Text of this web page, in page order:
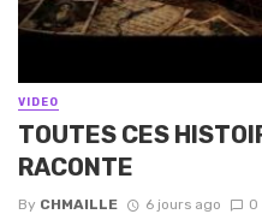
VIDEO
TOUTES CES
RACONTE
By CHMAILLE 6 jours ago 0